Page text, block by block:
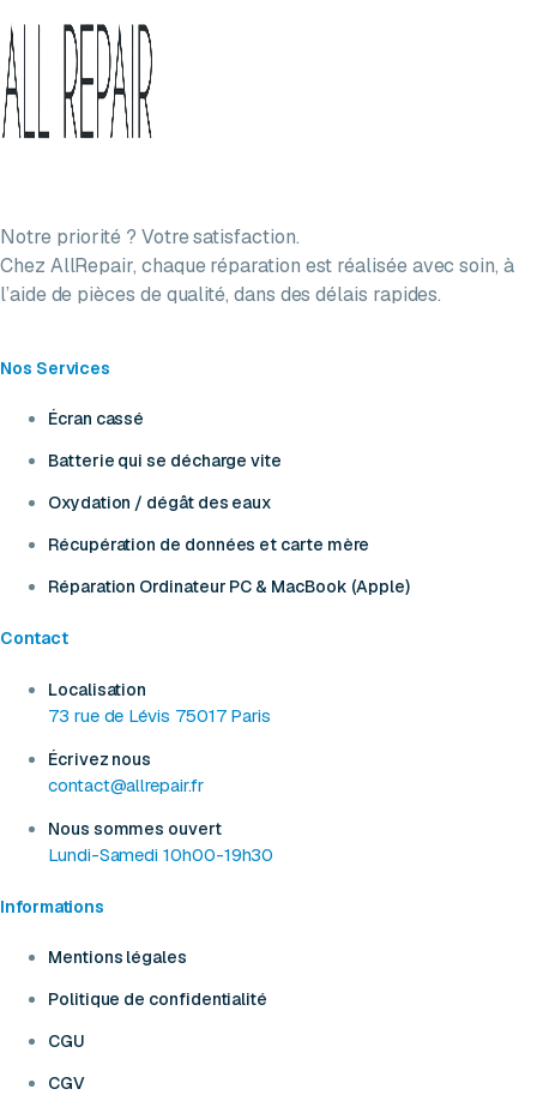
Notre priorité ? Votre satisfaction.
Chez AllRepair, chaque réparation est réalisée avec soin, à
l’aide de pièces de qualité, dans des délais rapides.
Nos Services
Écran cassé
Batterie qui se décharge vite
Oxydation / dégât des eaux
Récupération de données et carte mère
Réparation Ordinateur PC & MacBook (Apple)
Contact
Localisation
73 rue de Lévis 75017 Paris
Écrivez nous
contact@allrepair.fr
Nous sommes ouvert
Lundi-Samedi 10h00-19h30
Informations
Mentions légales
Politique de confidentialité
CGU
CGV